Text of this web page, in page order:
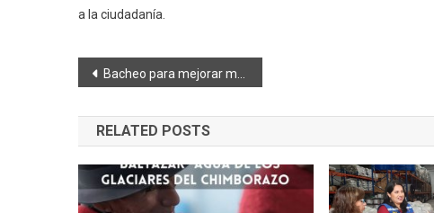
a la ciudadanía.
Navegación
de
entradas
Bacheo para mejorar movilidad
RELATED POSTS